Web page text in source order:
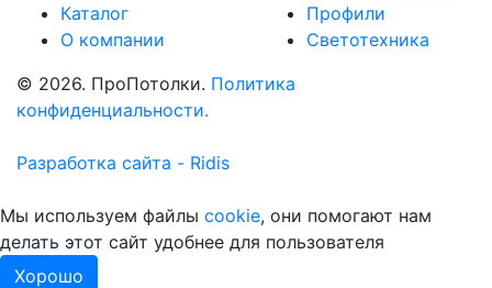
Каталог
О компании
Профили
Светотехника
© 2026. ПроПотолки. Политика
конфиденциальности.
Разработка сайта - Ridis
Мы используем файлы cookie, они помогают нам
делать этот сайт удобнее для пользователя
Хорошо